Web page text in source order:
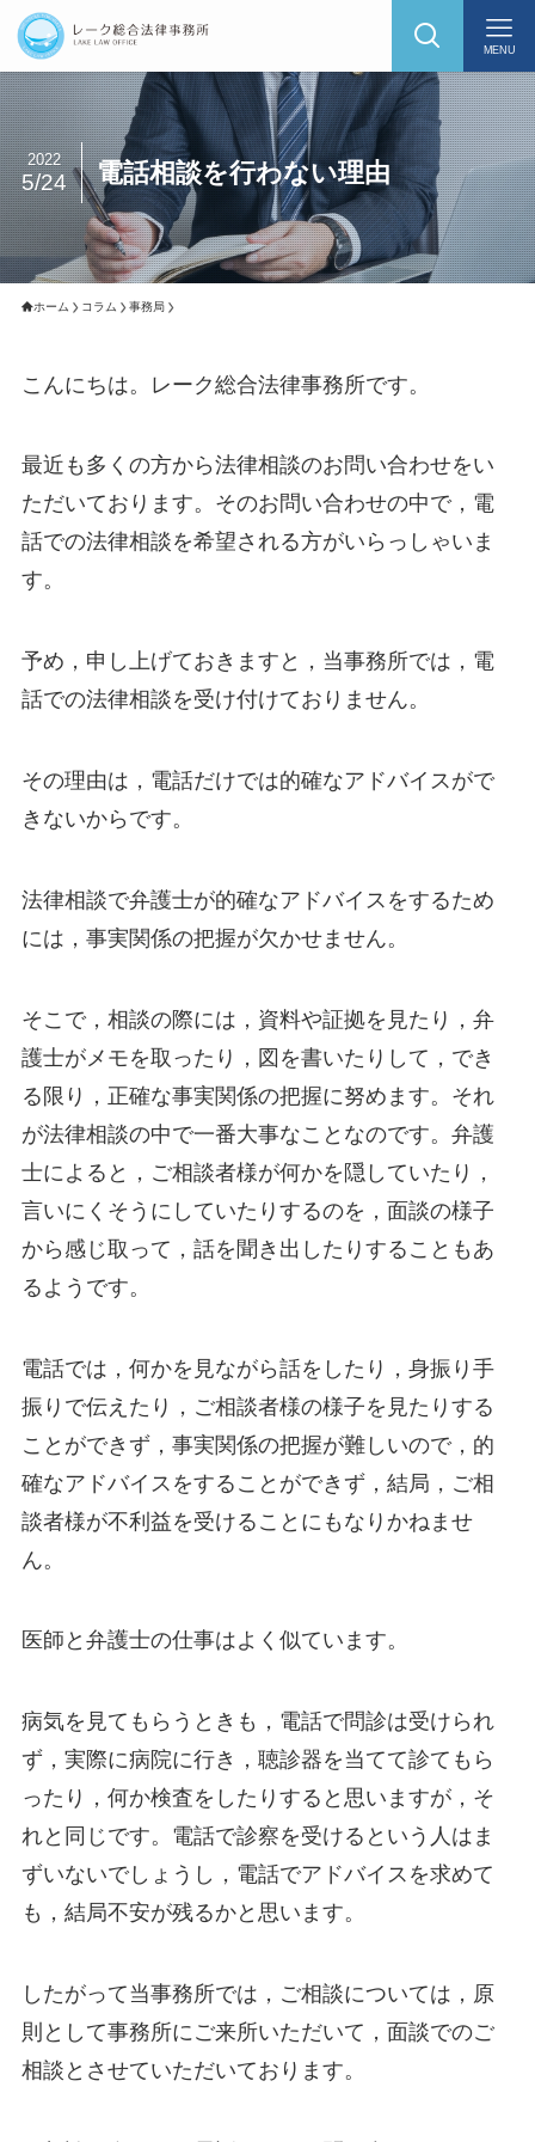
MENU
電話相談を行わない理由
2022
5/24
ホーム コラム 事務局
こんにちは。レーク総合法律事務所です。
最近も多くの方から法律相談のお問い合わせをい
ただいております。そのお問い合わせの中で，電
話での法律相談を希望される方がいらっしゃいま
す。
予め，申し上げておきますと，当事務所では，電
話での法律相談を受け付けておりません。
その理由は，電話だけでは的確なアドバイスがで
きないからです。
法律相談で弁護士が的確なアドバイスをするため
には，事実関係の把握が欠かせません。
そこで，相談の際には，資料や証拠を見たり，弁
護士がメモを取ったり，図を書いたりして，でき
る限り，正確な事実関係の把握に努めます。それ
が法律相談の中で一番大事なことなのです。弁護
士によると，ご相談者様が何かを隠していたり，
言いにくそうにしていたりするのを，面談の様子
から感じ取って，話を聞き出したりすることもあ
るようです。
電話では，何かを見ながら話をしたり，身振り手
振りで伝えたり，ご相談者様の様子を見たりする
ことができず，事実関係の把握が難しいので，的
確なアドバイスをすることができず，結局，ご相
談者様が不利益を受けることにもなりかねませ
ん。
医師と弁護士の仕事はよく似ています。
病気を見てもらうときも，電話で問診は受けられ
ず，実際に病院に行き，聴診器を当てて診てもら
ったり，何か検査をしたりすると思いますが，そ
れと同じです。電話で診察を受けるという人はま
ずいないでしょうし，電話でアドバイスを求めて
も，結局不安が残るかと思います。
したがって当事務所では，ご相談については，原
則として事務所にご来所いただいて，面談でのご
相談とさせていただいております。